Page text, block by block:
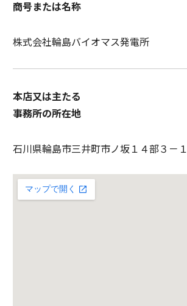
商号または名称
株式会社輪島バイオマス発電所
本店又は主たる
事務所の所在地
石川県輪島市三井町市ノ坂１４部３－１